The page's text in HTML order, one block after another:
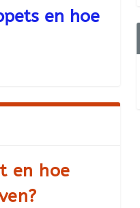
en hoe
en hoe